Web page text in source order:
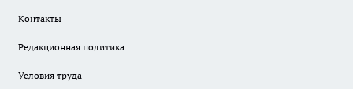
Контакты
Редакционная политика
Условия труда